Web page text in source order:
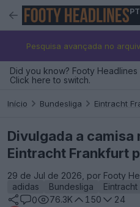
PT
Pesquisa avançada no
Did you know? Footy Headlines
Click here to switch.
Início Bundesliga Eintracht
Divulgada a camisa
Eintracht Frankfurt
29 de Jul de 2026, por Footy
adidas
Bundesliga
0
76.3K 150
24